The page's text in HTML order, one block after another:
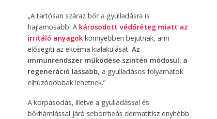
„A tartósan száraz bőr a gyulladásra is
hajlamosabb. A károsodott védőréteg miatt az
irritáló anyagokkönnyebben bejutnak, ami
elősegíti az ekcéma kialakulását. Az
immunrendszer működése szintén módosul: a
regeneráció lassabb, a gyulladásos folyamatok
elhúzódóbbak lehetnek.”
A korpásodás, illetve a gyulladással és
bőrhámlással járó seborrheás dermatitisz enyhébb